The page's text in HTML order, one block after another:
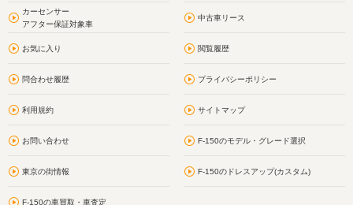
カーセンサー
アフター保証対象車
中古車リース
お気に入り 閲覧履歴
問合わせ履歴 プライバシーポリシー
利用規約 サイトマップ
お問い合わせ F-150のモデル・グレード選択
東京の街情報 F-150のドレスアップ(カスタム)
F-150の車買取・車査定